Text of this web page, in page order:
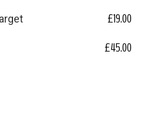
£19.00
£45.00